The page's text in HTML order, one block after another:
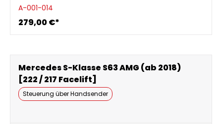
A-001-014
279,00 €*
Mercedes S-Klasse S63 AMG (ab 2018)
[222 / 217 Facelift]
Steuerung über Handsender